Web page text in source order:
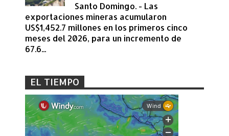
Santo Domingo. - Las
exportaciones mineras acumularon
US$1,452.7 millones en los primeros cinco
meses del 2026, para un incremento de
67.6...
EL TIEMPO